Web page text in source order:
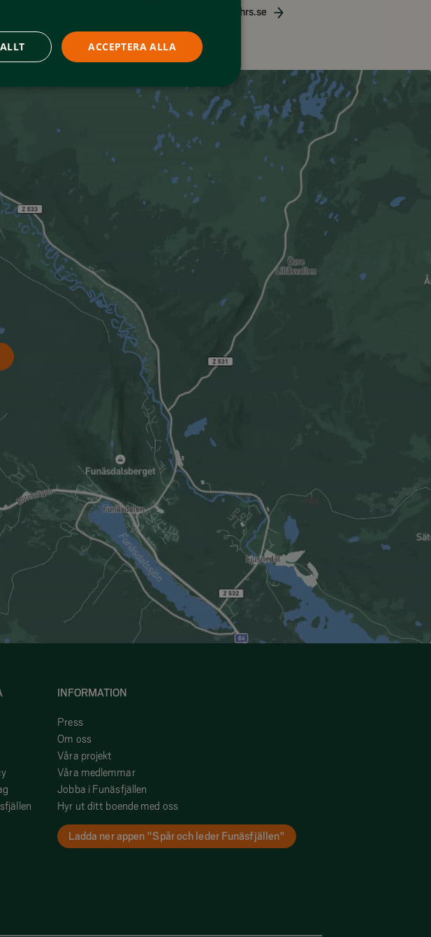
www.stigmyhrs.se
INFORMATION
Press
Om oss
Våra projekt
Våra medlemmar
Jobba i Funäsfjällen
Hyr ut ditt boende med oss
Ladda ner appen "Spår och leder Funäsfjällen"
ACCEPTERA ALLA